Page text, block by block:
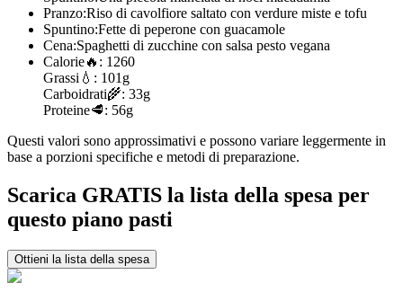
Pranzo:Riso di cavolfiore saltato con verdure miste e tofu
Spuntino:Fette di peperone con guacamole
Cena:Spaghetti di zucchine con salsa pesto vegana
Calorie🔥: 1260
Grassi 💧: 101g
Carboidrati🌾: 33g
Proteine🥩: 56g
Questi valori sono approssimativi e possono variare leggermente in
base a porzioni specifiche e metodi di preparazione.
Scarica GRATIS la lista della spesa per
questo piano pasti
Ottieni la lista della spesa